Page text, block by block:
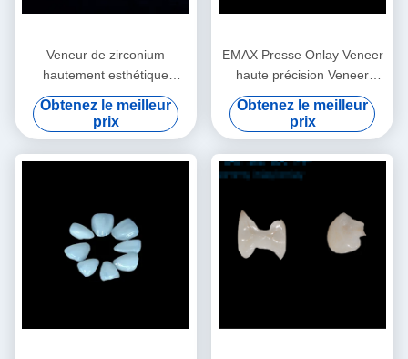
Veneur de zirconium
hautement esthétique
Veneurs de zirconium Emax
durables
Obtenez le meilleur
prix
EMAX Presse Onlay Veneer
haute précision Veneer
dentaire Excellent
ajustement
Obtenez le meilleur
prix